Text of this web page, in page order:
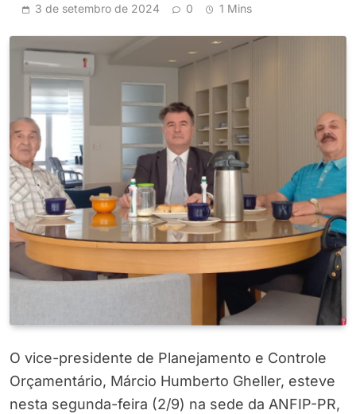
3 de setembro de 2024 0 1 Mins
O vice-presidente de Planejamento e Controle
Orçamentário, Márcio Humberto Gheller, esteve
nesta segunda-feira (2/9) na sede da ANFIP-PR,